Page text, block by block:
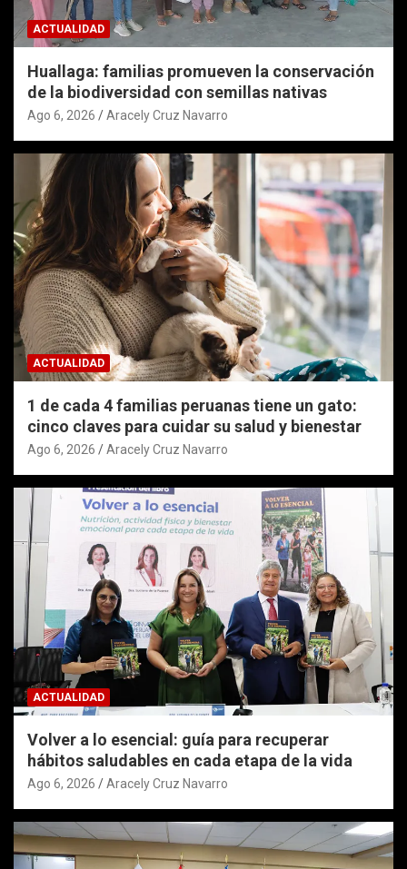
ACTUALIDAD
Huallaga: familias promueven la conservación
de la biodiversidad con semillas nativas
Ago 6, 2026 Aracely Cruz Navarro
ACTUALIDAD
1 de cada 4 familias peruanas tiene un gato:
cinco claves para cuidar su salud y bienestar
Ago 6, 2026 Aracely Cruz Navarro
ACTUALIDAD
Volver a lo esencial: guía para recuperar
hábitos saludables en cada etapa de la vida
Ago 6, 2026 Aracely Cruz Navarro